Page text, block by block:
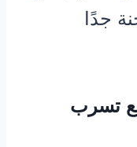
جدًا
تسرب